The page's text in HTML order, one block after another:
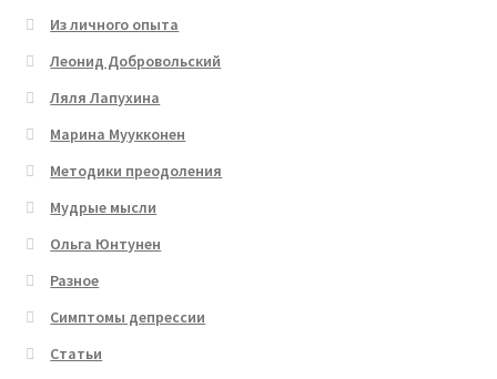
Из личного опыта
Леонид Добровольский
Ляля Лапухина
Марина Муукконен
Методики преодоления
Мудрые мысли
Ольга Юнтунен
Разное
Симптомы депрессии
Статьи